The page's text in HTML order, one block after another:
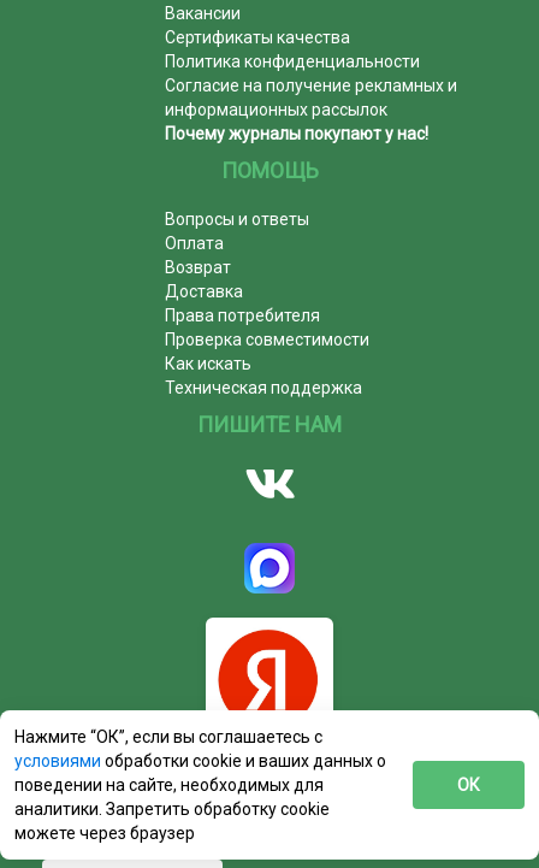
Вакансии
Сертификаты качества
Политика конфиденциальности
Согласие на получение рекламных и
информационных рассылок
Почему журналы покупают у нас!
ПОМОЩЬ
Вопросы и ответы
Оплата
Возврат
Доставка
Права потребителя
Проверка совместимости
Как искать
Техническая поддержка
ПИШИТЕ НАМ
Нажмите “ОК”, если вы соглашаетесь с
условиями обработки cookie и ваших данных о
поведении на сайте, необходимых для
аналитики. Запретить обработку cookie
можете через браузер
ОК